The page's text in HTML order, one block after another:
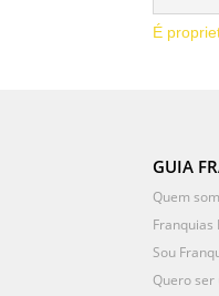
É
GUIA
Quem
Franquias
Sou
Quero ser